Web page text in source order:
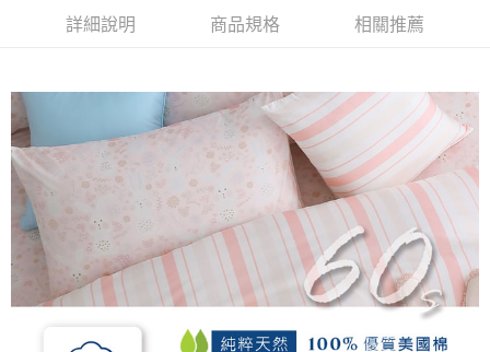
２．訂單成立數日內，您將收到繳費通知簡訊。
購買商品的店家。未經商家同意取消之訂單仍視為有效，需透過AFTEE先享
後付繳納相關費用。
※ 交易是否成功請以「AFTEE先享後付 」之結帳頁面顯示為準，若有關於
是否繳費成功／繳費後需取消欲退款等相關疑問，請聯繫「AFTEE先享後付
客戶支援中心」 https://netprotections.freshdesk.com/support/home
【注意事項】
１．透過由恩沛科技股份有限公司提供之「AFTEE先享後付」服務完成之交
易，需依本服務之必要範圍內提供個人資料，並將交易相關給付款項請求債
權轉讓予恩沛科技股份有限公司。
２．關於個人資料處理事宜，請瀏覽以下網址：
https://aftee.tw/terms/#terms3
３．未成年的使用者請事先徵得法定代理人或監護人之同意方可使用
每筆NT$60，滿NT$499(含以上)免運費
付款後7-11取貨
每筆NT$60，滿NT$499(含以上)免運費
宅配
每筆NT$100，滿NT$499(含以上)免運費
離島宅配
詳細說明 商品規格 相關推薦